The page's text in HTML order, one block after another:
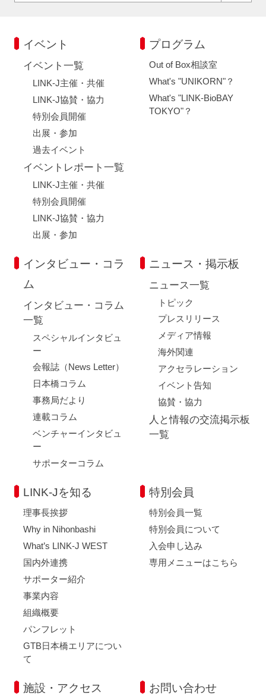
イベント
イベント一覧
LINK-J主催・共催
LINK-J協賛・協力
特別会員開催
出展・参加
過去イベント
イベントレポート一覧
LINK-J主催・共催
特別会員開催
LINK-J協賛・協力
出展・参加
プログラム
Out of Box相談室
What's "UNIKORN"？
What's "LINK-BioBAY
TOKYO"？
インタビュー・コラ
ム
インタビュー・コラム
一覧
スペシャルインタビュ
ー
会報誌（News Letter）
日本橋コラム
事務局だより
連載コラム
ベンチャーインタビュ
ー
サポーターコラム
ニュース・掲示板
ニュース一覧
トピック
プレスリリース
メディア情報
海外関連
アクセラレーション
イベント告知
協賛・協力
人と情報の交流掲示板
一覧
LINK-Jを知る
理事長挨拶
Why in Nihonbashi
What’s LINK-J WEST
国内外連携
サポーター紹介
事業内容
組織概要
パンフレット
GTB日本橋エリアについ
て
特別会員
特別会員一覧
特別会員について
入会申し込み
専用メニューはこちら
施設・アクセス お問い合わせ